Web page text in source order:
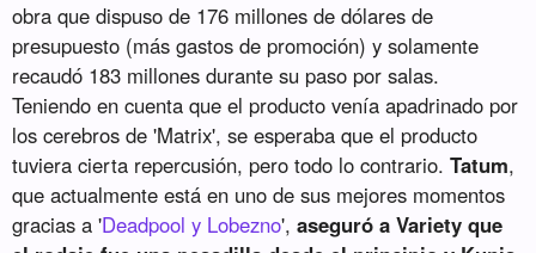
obra que dispuso de 176 millones de dólares de
presupuesto (más gastos de promoción) y solamente
recaudó 183 millones durante su paso por salas.
Teniendo en cuenta que el producto venía apadrinado por
los cerebros de 'Matrix', se esperaba que el producto
tuviera cierta repercusión, pero todo lo contrario.Tatum,
que actualmente está en uno de sus mejores momentos
gracias a 'Deadpool y Lobezno',aseguró a Variety que